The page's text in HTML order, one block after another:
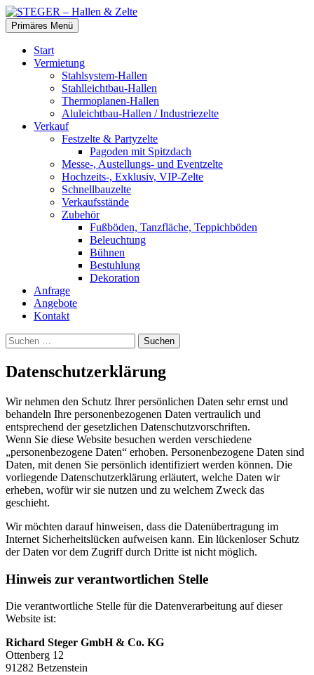
Zum
Inhalt
springen
STEGER – Hallen & Zelte
Suchen
Primäres Menü
Start
Vermietung
Stahlsystem-Hallen
Stahlleichtbau-Hallen
Thermoplanen-Hallen
Aluleichtbau-Hallen / Industriezelte
Verkauf
Festzelte & Partyzelte
Pagoden mit Spitzdach
Messe-, Austellungs- und Eventzelte
Hochzeits-, Exklusiv, VIP-Zelte
Schnellbauzelte
Verkaufsstände
Zubehör
Fußböden, Tanzfläche, Teppichböden
Beleuchtung
Bühnen
Bestuhlung
Dekoration
Anfrage
Angebote
Kontakt
Suchen
nach:
Datenschutzerklärung
Wir nehmen den Schutz Ihrer persönlichen Daten sehr ernst und
behandeln Ihre personenbezogenen Daten vertraulich und
entsprechend der gesetzlichen Datenschutzvorschriften.
Wenn Sie diese Website besuchen werden verschiedene
„personenbezogene Daten“ erhoben. Personenbezogene Daten sind
Daten, mit denen Sie persönlich identifiziert werden können. Die
vorliegende Datenschutzerklärung erläutert, welche Daten wir
erheben, wofür wir sie nutzen und zu welchem Zweck das
geschieht.
Wir möchten darauf hinweisen, dass die Datenübertragung im
Internet Sicherheitslücken aufweisen kann. Ein lückenloser Schutz
der Daten vor dem Zugriff durch Dritte ist nicht möglich.
Hinweis zur verantwortlichen Stelle
Die verantwortliche Stelle für die Datenverarbeitung auf dieser
Website ist:
Richard Steger GmbH & Co. KG
Ottenberg 12
91282 Betzenstein